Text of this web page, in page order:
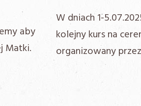
aby
Matki.
W dniach 1-
kolejny kurs na
organizowany
nas!